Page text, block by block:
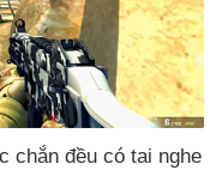
chắn đều có tai nghe